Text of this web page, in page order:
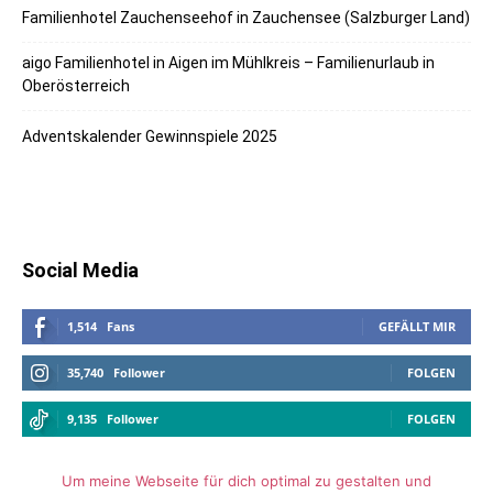
Familienhotel Zauchenseehof in Zauchensee (Salzburger Land)
aigo Familienhotel in Aigen im Mühlkreis – Familienurlaub in
Oberösterreich
Adventskalender Gewinnspiele 2025
Social Media
1,514 Fans GEFÄLLT MIR
35,740 Follower FOLGEN
9,135 Follower FOLGEN
Um meine Webseite für dich optimal zu gestalten und